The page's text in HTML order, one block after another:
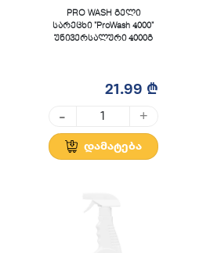
PRO WASH გელი
სარეცხი "ProWash 4000"
უნივერსალური 4000გ
21.99 ₾
- +
დამატება